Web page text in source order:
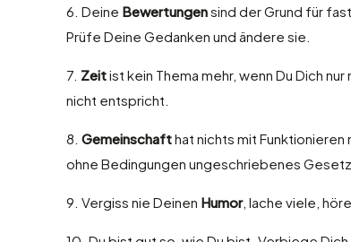
6. Deine Bewertungensind der Grund für
Prüfe Deine Gedanken und ändere sie.
7. Zeitist kein Thema mehr, wenn Du Dich
nicht entspricht.
8.Gemeinschafthat nichts mit
ohne Bedingungen ungeschriebenes Gesetz
9. Vergiss nie Deinen Humor, lache viele,